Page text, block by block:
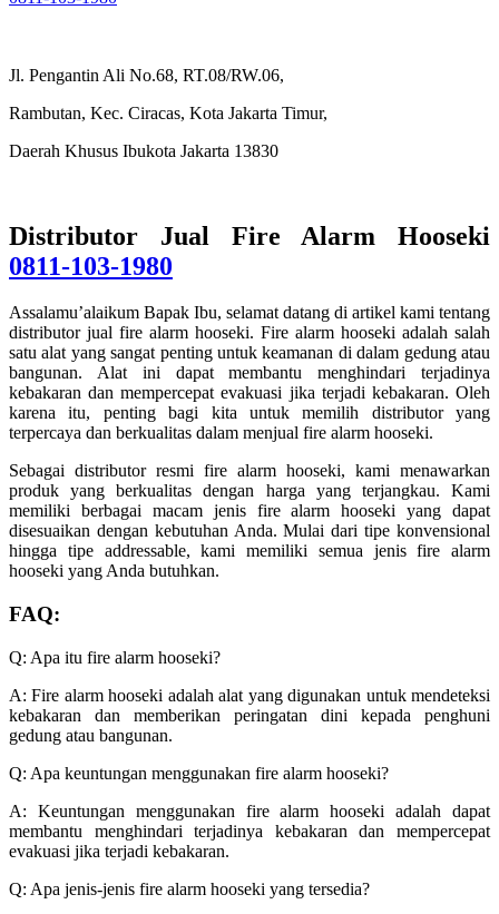
Jl. Pengantin Ali No.68, RT.08/RW.06,
Rambutan, Kec. Ciracas, Kota Jakarta Timur,
Daerah Khusus Ibukota Jakarta 13830
Distributor Jual Fire Alarm Hooseki
0811-103-1980
Assalamu’alaikum Bapak Ibu, selamat datang di artikel kami tentang
distributor jual fire alarm hooseki. Fire alarm hooseki adalah salah
satu alat yang sangat penting untuk keamanan di dalam gedung atau
bangunan. Alat ini dapat membantu menghindari terjadinya
kebakaran dan mempercepat evakuasi jika terjadi kebakaran. Oleh
karena itu, penting bagi kita untuk memilih distributor yang
terpercaya dan berkualitas dalam menjual fire alarm hooseki.
Sebagai distributor resmi fire alarm hooseki, kami menawarkan
produk yang berkualitas dengan harga yang terjangkau. Kami
memiliki berbagai macam jenis fire alarm hooseki yang dapat
disesuaikan dengan kebutuhan Anda. Mulai dari tipe konvensional
hingga tipe addressable, kami memiliki semua jenis fire alarm
hooseki yang Anda butuhkan.
FAQ:
Q: Apa itu fire alarm hooseki?
A: Fire alarm hooseki adalah alat yang digunakan untuk mendeteksi
kebakaran dan memberikan peringatan dini kepada penghuni
gedung atau bangunan.
Q: Apa keuntungan menggunakan fire alarm hooseki?
A: Keuntungan menggunakan fire alarm hooseki adalah dapat
membantu menghindari terjadinya kebakaran dan mempercepat
evakuasi jika terjadi kebakaran.
Q: Apa jenis-jenis fire alarm hooseki yang tersedia?